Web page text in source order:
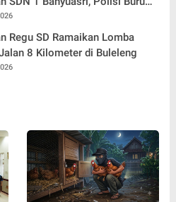
Regu SD Ramaikan Lomba
8 Kilometer di Buleleng